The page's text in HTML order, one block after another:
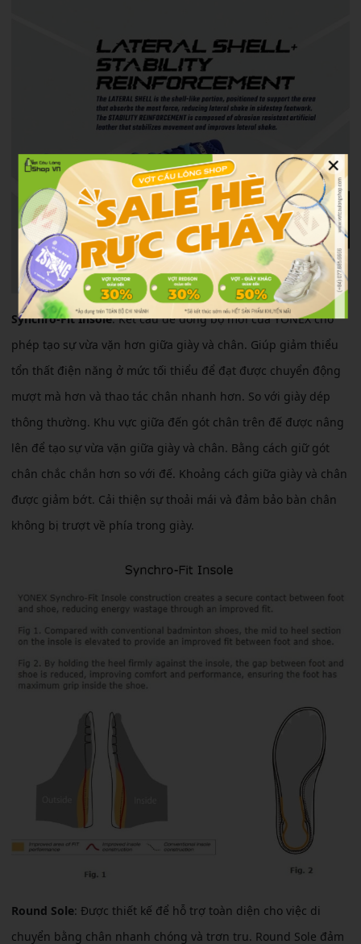
Synchro-Fit Insole: Kết cấu đế đồng bộ mới của YONEX cho
phép tạo sự vừa vặn hơn giữa giày và chân. Giúp giảm thiểu
tổn thất điện năng ở mức tối thiểu để đạt được chuyển động
mượt mà hơn và thao tác chân nhanh hơn. So với giày dép
thông thường. Khu vực giữa đến gót chân trên đế được nâng
lên để tạo sự vừa vặn giữa giày và chân. Bằng cách giữ gót
chân chắc chắn hơn so với đế. Khoảng cách giữa giày và chân
được giảm bớt. Cải thiện sự thoải mái và đảm bảo bàn chân
không bị trượt về phía trong giày.
Round Sole: Được thiết kế để hỗ trợ toàn diện cho việc di
chuyển bằng chân nhanh chóng và trơn tru. Round Sole đảm
×